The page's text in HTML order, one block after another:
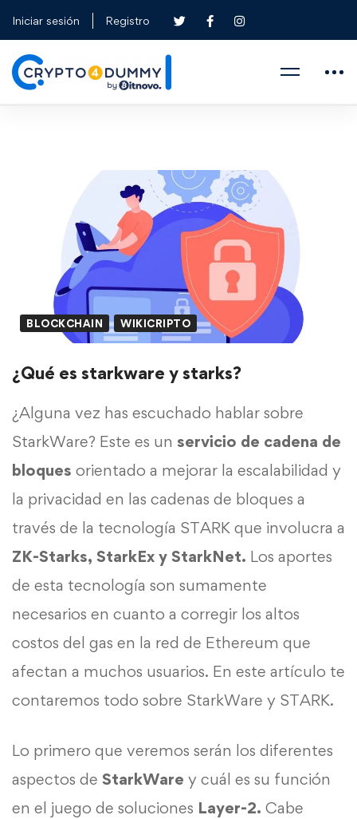
Iniciar sesión Registro
BLOCKCHAIN WIKICRIPTO
¿Qué es starkware y starks?
¿Alguna vez has escuchado hablar sobre
StarkWare? Este es un servicio de cadena de
bloques orientado a mejorar la escalabilidad y
la privacidad en las cadenas de bloques a
través de la tecnología STARK que involucra a
ZK-Starks, StarkEx y StarkNet. Los aportes
de esta tecnología son sumamente
necesarios en cuanto a corregir los altos
costos del gas en la red de Ethereum que
afectan a muchos usuarios. En este artículo te
contaremos todo sobre StarkWare y STARK.
Lo primero que veremos serán los diferentes
aspectos de StarkWare y cuál es su función
en el juego de soluciones Layer-2. Cabe